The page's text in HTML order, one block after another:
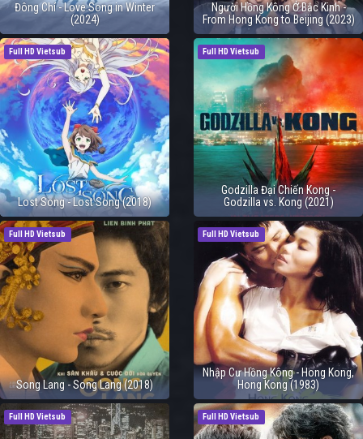
Đông Chí - Love Song in Winter
(2024)
Người Hồng Kông Ở Bắc Kinh -
From Hong Kong to Beijing (2023)
Full HD Vietsub
Lost Song - Lost Song (2018)
Full HD Vietsub
Godzilla Đại Chiến Kong -
Godzilla vs. Kong (2021)
Full HD Vietsub
Song Lang - Song Lang (2018)
Full HD Vietsub
Nhập Cư Hồng Kông - Hong Kong,
Hong Kong (1983)
Full HD Vietsub Full HD Vietsub